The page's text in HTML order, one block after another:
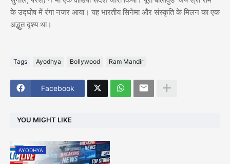
के उद्घोष में रंगा नजर आया। यह भारतीय सिनेमा और संस्कृति के मिलन का एक
अद्भुत दृश्य था।
Tags Ayodhya Bollywood Ram Mandir
Facebook
YOU MIGHT LIKE
AYODHYA